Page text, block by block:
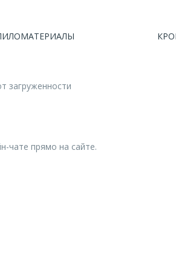
загруженности
чате прямо на сайте.